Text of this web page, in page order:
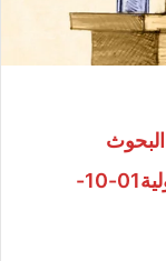
والدراسات الاستراتجية والعلاقات الدولية01-10-